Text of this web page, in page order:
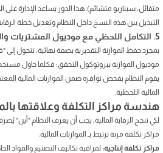
متفائل، سيناريو متشائم). هذا الدور يساعد الإدارة
التبديل بين هذه النسخ داخل النظام وتعديل خطة
5. التكامل اللحظي مع موديول المشتريات والحسابات
بمجرد حفظ الموازنة التقديرية بصفة نهائية، تتحول إلى
موديول الموازنة ببروتوكول التحقق؛ فكلما حاول
يقوم النظام بفحص توافره ضمن الموازنات المالية
المالية اللحظية.
هندسة مراكز التكلفة وعلاقتها
مراكز تكلفة مرنة ترتبط بـ الموازنات المالية:
مراكز تكلفة إنتاجية: لمراقبة تكاليف التصنيع والمواد